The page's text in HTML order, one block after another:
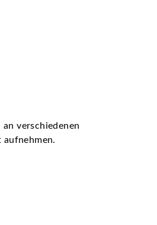
verschiedenen
aufnehmen.